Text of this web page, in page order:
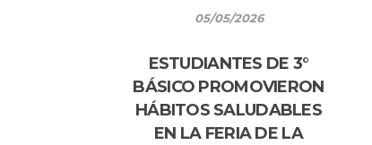
05/05/2026
ESTUDIANTES DE 3°
BÁSICO PROMOVIERON
HÁBITOS SALUDABLES
EN LA FERIA DE LA